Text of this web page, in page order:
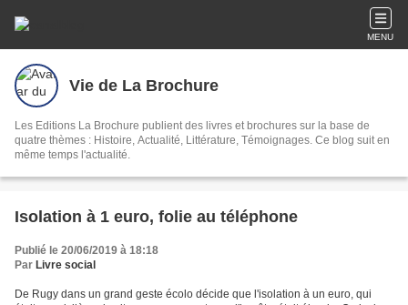
MENU
Vie de La Brochure
Les Editions La Brochure publient des livres et brochures sur la base de
quatre thèmes : Histoire, Actualité, Littérature, Témoignages. Ce blog suit en
même temps l'actualité.
Isolation à 1 euro, folie au téléphone
Publié le 20/06/2019 à 18:18
Par Livre social
De Rugy dans un grand geste écolo décide que l'isolation à un euro, qui